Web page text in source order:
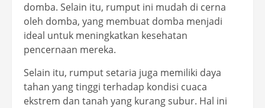
domba. Selain itu, rumput ini mudah di cerna
oleh domba, yang membuat domba menjadi
ideal untuk meningkatkan kesehatan
pencernaan mereka.
Selain itu, rumput setaria juga memiliki daya
tahan yang tinggi terhadap kondisi cuaca
ekstrem dan tanah yang kurang subur. Hal ini